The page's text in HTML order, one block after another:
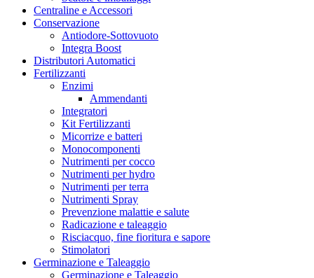
Centraline e Accessori
Conservazione
Antiodore-Sottovuoto
Integra Boost
Distributori Automatici
Fertilizzanti
Enzimi
Ammendanti
Integratori
Kit Fertilizzanti
Micorrize e batteri
Monocomponenti
Nutrimenti per cocco
Nutrimenti per hydro
Nutrimenti per terra
Nutrimenti Spray
Prevenzione malattie e salute
Radicazione e taleaggio
Risciacquo, fine fioritura e sapore
Stimolatori
Germinazione e Taleaggio
Germinazione e Taleaggio